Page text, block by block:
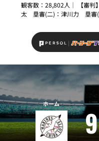
観客数：28,802人｜ 【審
太 塁審(二)：津川力 塁審(
ホーム
9